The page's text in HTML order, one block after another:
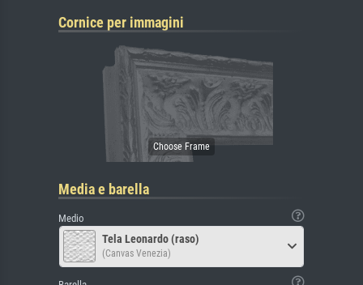
Cornice per immagini
Media e barella
Medio
Tela Leonardo (raso)
(Canvas Venezia)